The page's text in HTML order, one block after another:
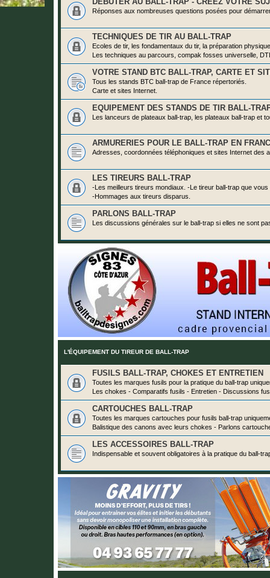
Réponses aux nombreuses questions posées pour
TECHNIQUES DE TIR AU BALL-TRAP
Ecoles de tir, les fondamentaux du tir, la préparation
Les techniques au parcours, compak fosses universelle,
VOTRE STAND BTC BALL-TRAP, CARTE ET
Tous les stands BTC ball-trap de France répertoriés.
Carte et sites Internet.
EQUIPEMENT DES STANDS DE TIR BALL-
Les lanceurs de plateaux ball-trap, les plateaux ball-trap et
ARMURERIES POUR LE BALL-TRAP EN
Adresses, coordonnées téléphoniques et sites Internet des
LES TIREURS BALL-TRAP
-Les meilleurs tireurs mondiaux. -Le tireur ball-trap que vous
-Hommages aux tireurs disparus.
PARLONS BALL-TRAP
Les discussions générales sur le ball-trap si elles ne sont
L'ÉQUIPEMENT DU TIREUR DE BALL-TRAP
FUSILS BALL-TRAP, CHOKES ET ENTRETIEN
Toutes les marques fusils pour la pratique du ball-trap
Les chokes - Comparatifs fusils - Entretien - Discussions
CARTOUCHES BALL-TRAP
Toutes les marques cartouches pour fusils ball-trap
Balistique des canons avec leurs chokes - Parlons
LES ACCESSOIRES BALL-TRAP
Indispensable et souvent obligatoires à la pratique du ball-